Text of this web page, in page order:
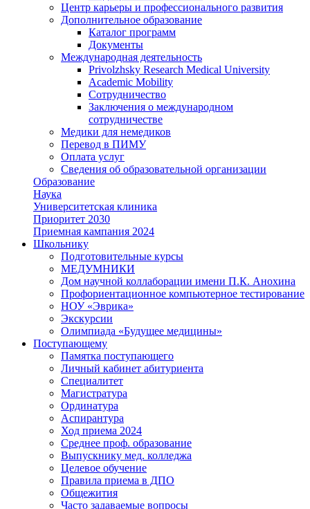
Центр карьеры и профессионального развития
Дополнительное образование
Каталог программ
Документы
Международная деятельность
Privolzhsky Research Medical University
Academic Mobility
Сотрудничество
Заключения о международном
сотрудничестве
Медики для немедиков
Перевод в ПИМУ
Оплата услуг
Сведения об образовательной организации
Образование
Наука
Университетская клиника
Приоритет 2030
Приемная кампания 2024
Школьнику
Подготовительные курсы
МЕДУМНИКИ
Дом научной коллаборации имени П.К. Анохина
Профориентационное компьютерное тестирование
НОУ «Эврика»
Экскурсии
Олимпиада «Будущее медицины»
Поступающему
Памятка поступающего
Личный кабинет абитуриента
Специалитет
Магистратура
Ординатура
Аспирантура
Ход приема 2024
Среднее проф. образование
Выпускнику мед. колледжа
Целевое обучение
Правила приема в ДПО
Общежития
Часто задаваемые вопросы